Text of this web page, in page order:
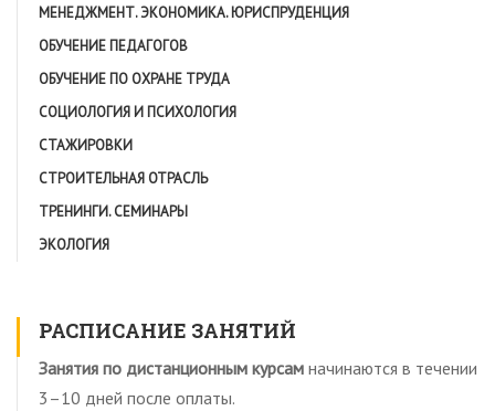
МЕНЕДЖМЕНТ. ЭКОНОМИКА. ЮРИСПРУДЕНЦИЯ
ОБУЧЕНИЕ ПЕДАГОГОВ
ОБУЧЕНИЕ ПО ОХРАНЕ ТРУДА
СОЦИОЛОГИЯ И ПСИХОЛОГИЯ
СТАЖИРОВКИ
СТРОИТЕЛЬНАЯ ОТРАСЛЬ
ТРЕНИНГИ. СЕМИНАРЫ
ЭКОЛОГИЯ
РАСПИСАНИЕ ЗАНЯТИЙ
Занятия по дистанционным курсам начинаются в течении
3–10 дней после оплаты.